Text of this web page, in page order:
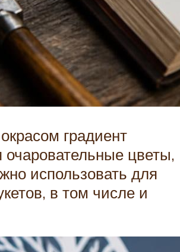
градиент
очаровательные цветы,
использовать для
в том числе и